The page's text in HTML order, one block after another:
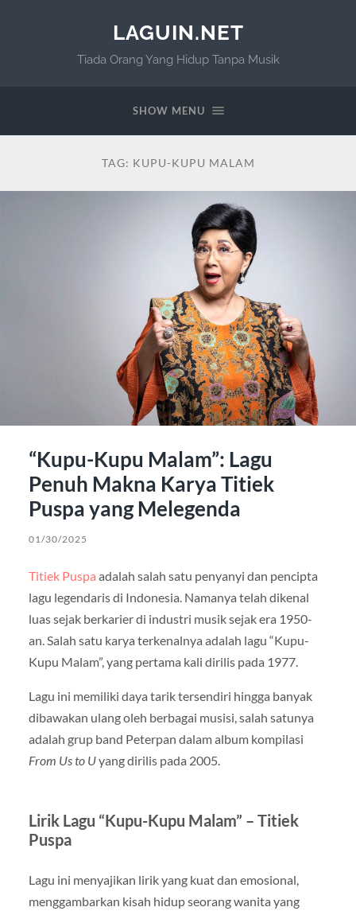
LAGUIN.NET
Tiada Orang Yang Hidup Tanpa Musik
SHOW MENU
TAG: KUPU-KUPU MALAM
“Kupu-Kupu Malam”: Lagu
Penuh Makna Karya Titiek
Puspa yang Melegenda
01/30/2025
Titiek Puspa adalah salah satu penyanyi dan pencipta
lagu legendaris di Indonesia. Namanya telah dikenal
luas sejak berkarier di industri musik sejak era 1950-
an. Salah satu karya terkenalnya adalah lagu “Kupu-
Kupu Malam”, yang pertama kali dirilis pada 1977.
Lagu ini memiliki daya tarik tersendiri hingga banyak
dibawakan ulang oleh berbagai musisi, salah satunya
adalah grup band Peterpan dalam album kompilasi
From Us to Uyang dirilis pada 2005.
Lirik Lagu “Kupu-Kupu Malam” – Titiek
Puspa
Lagu ini menyajikan lirik yang kuat dan emosional,
menggambarkan kisah hidup seorang wanita yang